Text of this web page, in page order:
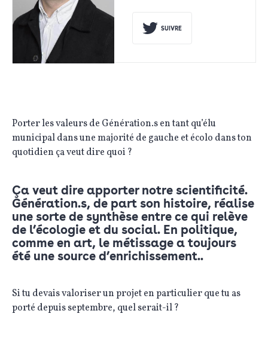
SUIVRE
Porter les valeurs de Génération.s en tant qu’élu
municipal dans une majorité de gauche et écolo dans ton
quotidien ça veut dire quoi ?
Ça veut dire apporter notre scientificité.
Génération.s, de part son histoire, réalise
une sorte de synthèse entre ce qui relève
de l’écologie et du social. En politique,
comme en art, le métissage a toujours
été une source d’enrichissement..
Si tu devais valoriser un projet en particulier que tu as
porté depuis septembre, quel serait-il ?